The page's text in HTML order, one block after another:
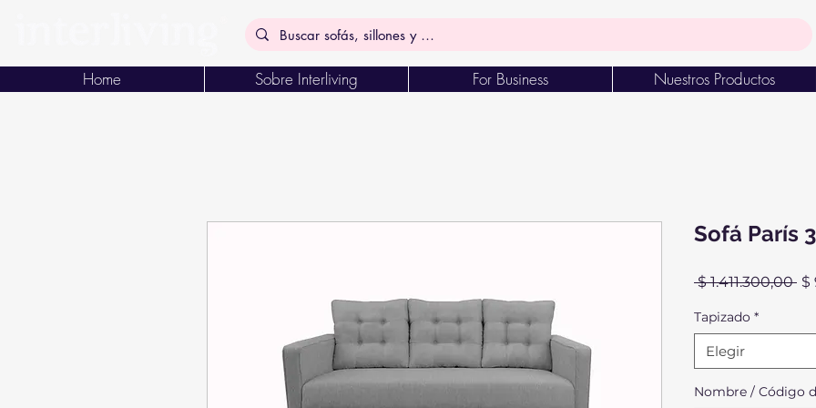
Home Sobre Interliving For Business Nuestros Productos
Sofá París
$ 1.411.300,00 $
Tapizado *
Elegir
Nombre / Código